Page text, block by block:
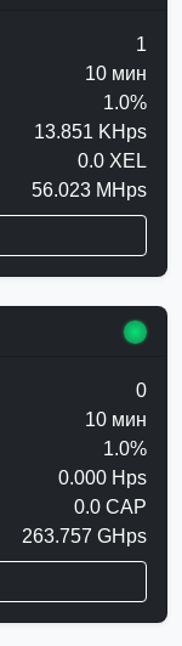
1
10 мин
1.0%
13.851 KHps
0.0 XEL
56.023 MHps
0
10 мин
1.0%
0.000 Hps
0.0 CAP
263.757 GHps